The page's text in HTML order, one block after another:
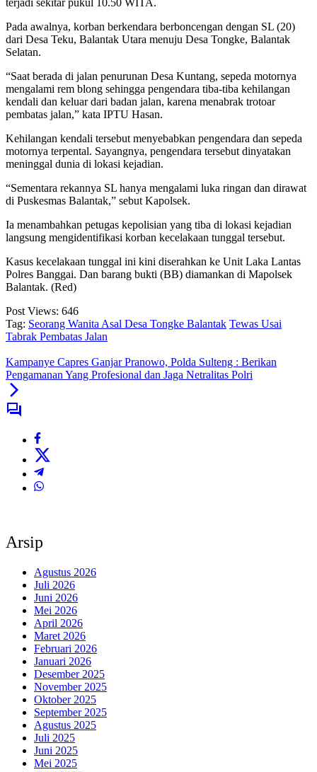
terjadi sekitar pukul 10.50 WITA.
Pada awalnya, korban berkendara berboncengan dengan SL (20)
dari Desa Teku, Balantak Utara menuju Desa Tongke, Balantak
Selatan.
“Saat berada di jalan penurunan Desa Kuntang, sepeda motornya
mengalami rem blong sehingga pengendara tiba-tiba kehilangan
kendali dan keluar dari badan jalan, karena menabrak trotoar
pembatas jalan,” kata IPTU Hasan.
Kehilangan kendali tersebut menyebabkan pengendara dan sepeda
motornya terpental. Sayangnya, pengendara tersebut dinyatakan
meninggal dunia di lokasi kejadian.
“Sementara rekannya SL hanya mengalami luka ringan dan dirawat
di Puskesmas Balantak,” sebut Kapolsek.
Ia menambahkan petugas kepolisian yang tiba di lokasi kejadian
langsung mengidentifikasi korban kecelakaan tunggal tersebut.
Kasus kecelakaan tunggal ini kini diserahkan ke Unit Laka Lantas
Polres Banggai. Dan barang bukti (BB) diamankan di Mapolsek
Balantak. (Red)
Post Views: 646
Tag: Seorang Wanita Asal Desa Tongke Balantak Tewas Usai
Tabrak Pembatas Jalan
Kampanye Capres Ganjar Pranowo, Polda Sulteng : Berikan
Pengamanan Yang Profesional dan Jaga Netralitas Polri
Arsip
Agustus 2026
Juli 2026
Juni 2026
Mei 2026
April 2026
Maret 2026
Februari 2026
Januari 2026
Desember 2025
November 2025
Oktober 2025
September 2025
Agustus 2025
Juli 2025
Juni 2025
Mei 2025